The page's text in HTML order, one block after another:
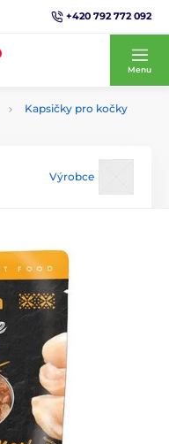
+420 792 772 092
Menu
Kapsičky pro kočky
Výrobce